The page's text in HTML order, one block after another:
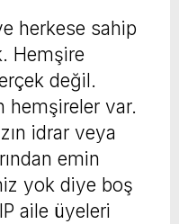
herkese sahip
Hemşire
değil.
hemşireler var.
idrar veya
emin
yok diye boş
aile üyeleri